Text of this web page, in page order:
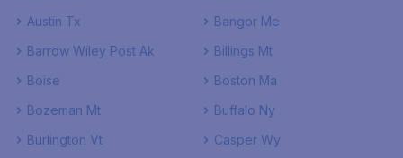
Austin Tx
Bangor Me
Barrow Wiley Post Ak
Billings Mt
Boise
Boston Ma
Bozeman Mt
Buffalo Ny
Burlington Vt
Casper Wy